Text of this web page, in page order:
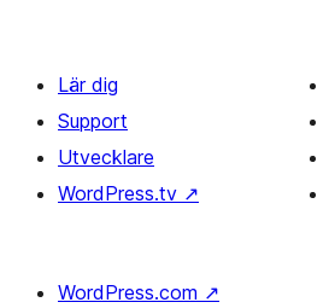
Lär dig
Support
Utvecklare
WordPress.tv ↗
WordPress.com ↗